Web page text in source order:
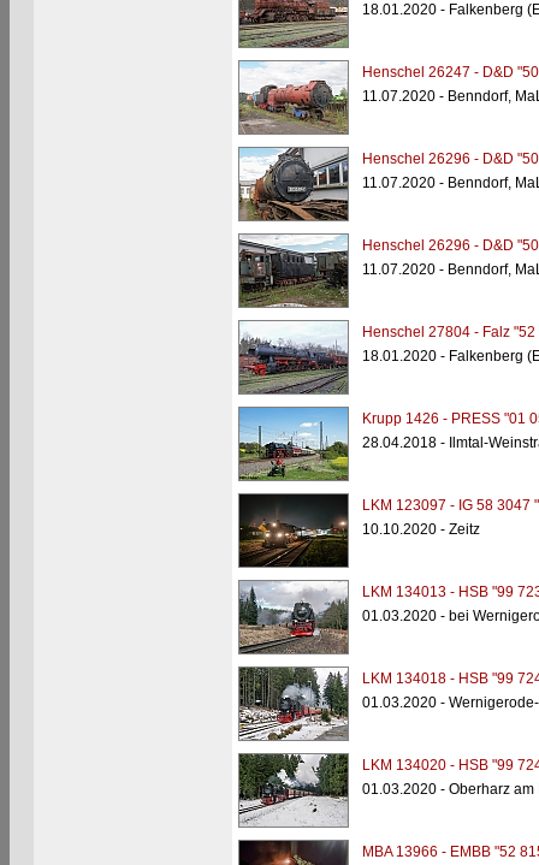
18.01.2020 - Falkenberg
Henschel 26247 - D&D
11.07.2020 - Benndorf,
Henschel 26296 - D&D
11.07.2020 - Benndorf,
Henschel 26296 - D&D
11.07.2020 - Benndorf,
Henschel 27804 - Falz
18.01.2020 - Falkenberg
Krupp 1426 - PRESS "01
28.04.2018 - Ilmtal-
LKM 123097 - IG 58 3047
10.10.2020 - Zeitz
LKM 134013 - HSB "99
01.03.2020 - bei
LKM 134018 - HSB "99
01.03.2020 -
LKM 134020 - HSB "99
01.03.2020 - Oberharz am
MBA 13966 - EMBB "52